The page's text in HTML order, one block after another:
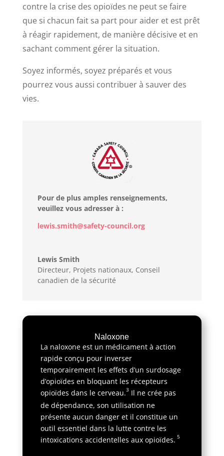
contre la crise des opioïdes ne peut se faire
que si chacun fait sa part pour aider et est prêt
à réagir rapidement, de manière décisive et en
sachant comment gérer la situation.
Soyez informés, soyez préparés et vous
pourrez vous aussi contribuer à sauver des
vies.
Pour de plus amples renseignements,
veuillez vous adresser à :
lewis.smith@safety-council.org
Lewis Smith
Directeur, Projets nationaux, Conseil
canadien de la sécurité
Naloxone
La naloxone est un médicament à action
rapide conçu pour inverser
temporairement les effets d’un surdosage
d’opioïdes en bloquant les récepteurs
opioïdes dans le cerveau.3 Il ne crée pas
de dépendance, son utilisation ne
présente aucun danger et il constitue un
outil essentiel dans la lutte contre les
intoxications accidentelles aux opioïdes. 5